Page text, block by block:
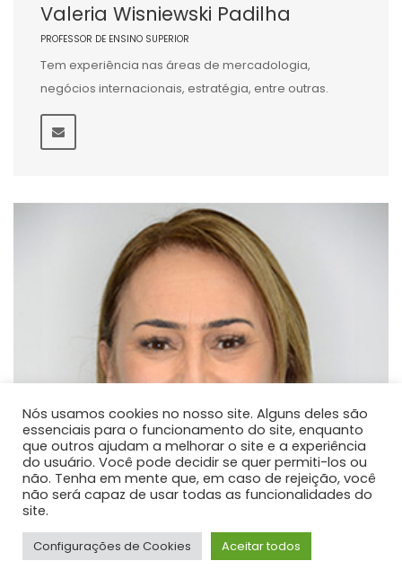
Valeria Wisniewski Padilha
PROFESSOR DE ENSINO SUPERIOR
Tem experiência nas áreas de mercadologia,
negócios internacionais, estratégia, entre outras.
Nós usamos cookies no nosso site. Alguns deles são
essenciais para o funcionamento do site, enquanto
que outros ajudam a melhorar o site e a experiência
do usuário. Você pode decidir se quer permiti-los ou
não. Tenha em mente que, em caso de rejeição, você
não será capaz de usar todas as funcionalidades do
site.
Configurações de Cookies Aceitar todos